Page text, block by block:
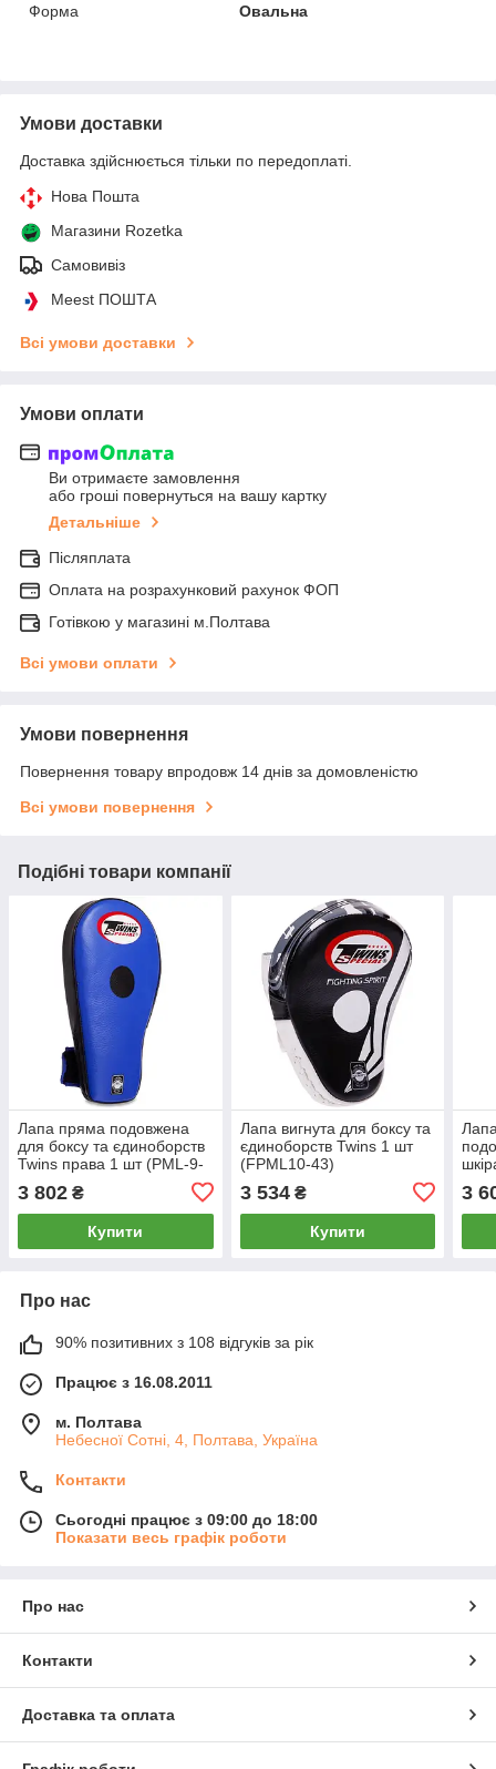
Форма
Овальна
Умови доставки
Доставка здійснюється тільки по передоплаті.
Нова Пошта
Магазини Rozetka
Самовивіз
Meest ПОШТА
Всі умови доставки
Умови оплати
Ви отримаєте замовлення
або гроші повернуться на вашу картку
Детальніше
Післяплата
Оплата на розрахунковий рахунок ФОП
Готівкою у магазині м.Полтава
Всі умови оплати
Умови повернення
Повернення товару впродовж 14 днів за домовленістю
Всі умови повернення
Подібні товари компанії
Лапа пряма подовжена
для боксу та єдиноборств
Twins права 1 шт (PML-9-
3 802 ₴
Купити
Лапа вигнута для боксу та
єдиноборств Twins 1 шт
(FPML10-43)
3 534₴
Купити
3
Про нас
90% позитивних з 108 відгуків за рік
Працює з 16.08.2011
м. Полтава
Небесної Сотні, 4, Полтава, Україна
Контакти
Сьогодні працює з 09:00 до 18:00
Показати весь графік роботи
Про нас
Контакти
Доставка та оплата